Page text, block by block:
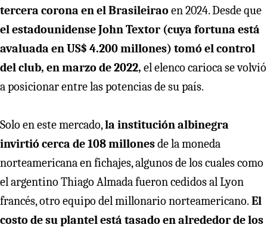
tercera corona en el Brasileirao en 2024. Desde que
el estadounidense John Textor (cuya fortuna está
avaluada en US$ 4.200 millones) tomó el control
del club, en marzo de 2022, el elenco carioca se volvió
a posicionar entre las potencias de su país.
Solo en este mercado,la institución albinegra
invirtió cerca de 108 millonesde la moneda
norteamericana en fichajes, algunos de los cuales como
el argentino Thiago Almada fueron cedidos al Lyon
francés, otro equipo del millonario norteamericano. El
costo de su plantel está tasado en alrededor de los